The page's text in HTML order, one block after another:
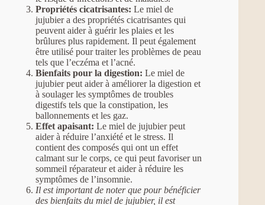
Propriétés cicatrisantes: Le miel de
jujubier a des propriétés cicatrisantes qui
peuvent aider à guérir les plaies et les
brûlures plus rapidement. Il peut également
être utilisé pour traiter les problèmes de peau
tels que l’eczéma et l’acné.
Bienfaits pour la digestion: Le miel de
jujubier peut aider à améliorer la digestion et
à soulager les symptômes de troubles
digestifs tels que la constipation, les
ballonnements et les gaz.
Effet apaisant: Le miel de jujubier peut
aider à réduire l’anxiété et le stress. Il
contient des composés qui ont un effet
calmant sur le corps, ce qui peut favoriser un
sommeil réparateur et aider à réduire les
symptômes de l’insomnie.
Il est important de noter que pour bénéficier
des bienfaits du miel de jujubier, il est